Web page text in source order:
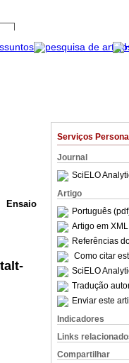
Serviços
Journal
SciELO
Artigo
Português
Artigo em XML
Referências
Como citar
SciELO
Tradução
Enviar este
Indicadores
Links
Compartilhar
Ensaio